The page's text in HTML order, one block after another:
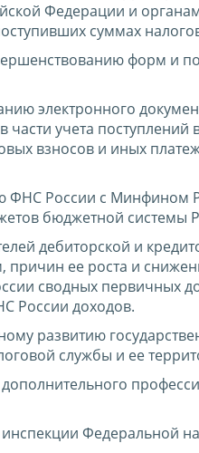
Федерации и
суммах
форм и
электронного
части учета
взносов и иных
ФНС России с Минфином
бюджетной системы
дебиторской и
ее роста и
сводных первичных
России доходов.
развитию
службы и ее
Федеральной